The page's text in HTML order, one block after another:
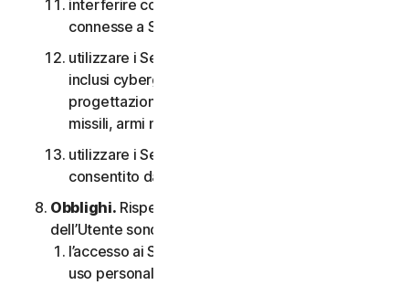
interferire con o interrompere server o reti
connesse a Software o Servizi;
utilizzare i Servizi per qualsiasi scopo militare,
inclusi cyberguerra, sviluppo di armi,
progettazione, fabbricazione o produzione di
missili, armi nucleari, chimiche o biologiche;
utilizzare i Servizi in qualsiasi modo non
consentito dal CLS.
Obblighi. Rispetto all’uso del Servizio, gli obblighi
dell’Utente sono i seguenti:
l’accesso ai Servizi per i consumatori è solo per
uso personale o domestico oppure, nel caso dei